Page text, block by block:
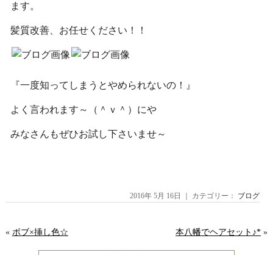
ます。
髪質改善、お任せください！！
『一度知ってしまうとやめられないの！』
よく言われます～（＾ｖ＾）にや
みなさんもぜひお試し下さいませ～
2016年 5月 16日 ｜ カテゴリー： ブログ
« ボブ×挿し色☆ 本八幡でヘアセット♪* »